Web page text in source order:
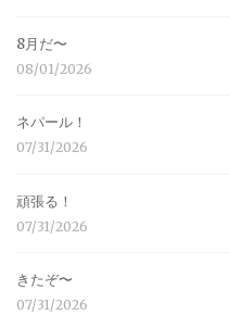
8月だ〜
08/01/2026
ネパール！
07/31/2026
頑張る！
07/31/2026
きたぞ〜
07/31/2026